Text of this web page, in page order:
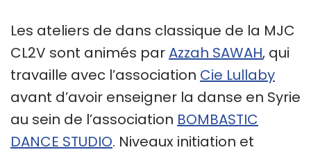
Les ateliers de dans classique de la MJC
CL2V sont animés parAzzah SAWAH, qui
travaille avec l’association Cie Lullaby
avant d’avoir enseigner la danse en Syrie
au sein de l’association BOMBASTIC
DANCE STUDIO. Niveaux initiation et